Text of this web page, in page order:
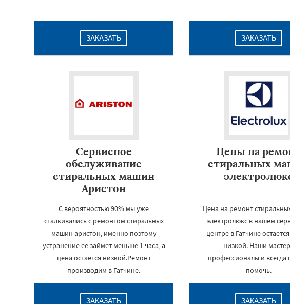
ЗАКАЗАТЬ ЗАКАЗАТЬ
Сервисное
обслуживание
стиральных машин
Аристон
С вероятностью 90% мы уже
сталкивались с ремонтом стиральных
машин аристон, именно поэтому
устранение ее займет меньше 1 часа, а
цена остается низкой.Ремонт
производим в Гатчине.
ЗАКАЗАТЬ
Цены на
стиральных
Цена на ремонт
электролюкс в нашем
центре в Гатчине остается
низкой. Наши
профессионалы и всегда
помочь.
ЗАКАЗАТЬ